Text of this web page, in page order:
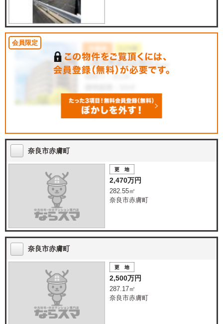
奈良市赤膚町
2,470万円
282.55㎡
奈良市赤膚町
奈良市赤膚町
2,500万円
287.17㎡
奈良市赤膚町